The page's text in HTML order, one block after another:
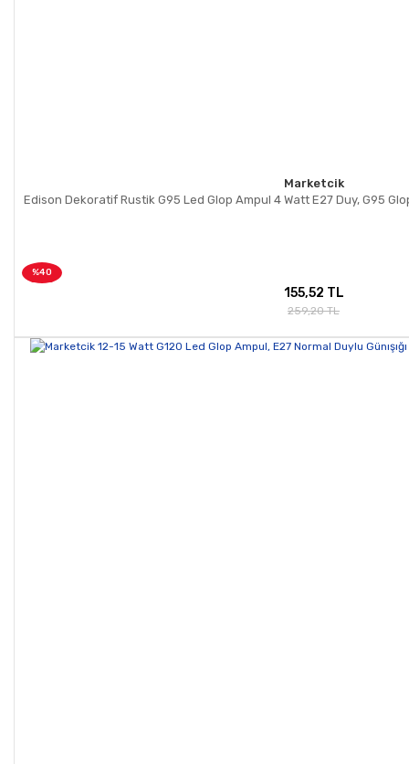
Marketcik
Edison Dekoratif Rustik G95 Led Glop Ampul 4 Watt E27 Duy, G95
%40
155,52 TL
259,20 TL